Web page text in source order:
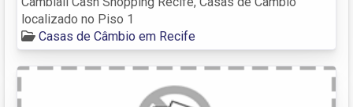
localizado no Piso 1
Casas de Câmbio em Recife